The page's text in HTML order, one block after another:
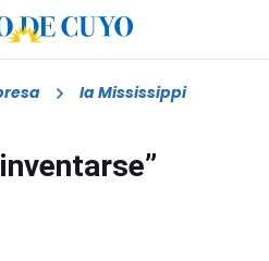
la Mississippi